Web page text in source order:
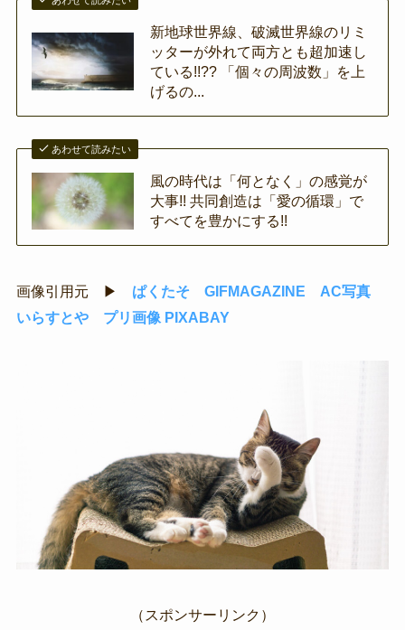
新地球世界線、破滅世界線のリミ
ッターが外れて両方とも超加速し
ている!!?? 「個々の周波数」を上
げるの...
あわせて読みたい
風の時代は「何となく」の感覚が
大事!! 共同創造は「愛の循環」で
すべてを豊かにする!!
画像引用元 ▶ ぱくたそ GIFMAGAZINE
AC写真
いらすとや
プリ画像 PIXABAY
（スポンサーリンク）